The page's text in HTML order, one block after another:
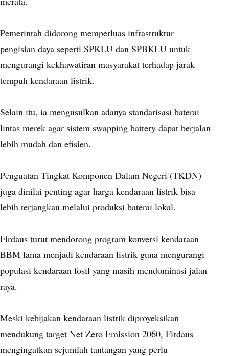
Pemerintah didorong memperluas infrastruktur
pengisian daya seperti SPKLU dan SPBKLU untuk
mengurangi kekhawatiran masyarakat terhadap jarak
tempuh kendaraan listrik.
Selain itu, ia mengusulkan adanya standarisasi baterai
lintas merek agar sistem swapping battery dapat berjalan
lebih mudah dan efisien.
Penguatan Tingkat Komponen Dalam Negeri (TKDN)
juga dinilai penting agar harga kendaraan listrik bisa
lebih terjangkau melalui produksi baterai lokal.
Firdaus turut mendorong program konversi kendaraan
BBM lama menjadi kendaraan listrik guna mengurangi
populasi kendaraan fosil yang masih mendominasi jalan
raya.
Meski kebijakan kendaraan listrik diproyeksikan
mendukung target Net Zero Emission 2060, Firdaus
mengingatkan sejumlah tantangan yang perlu